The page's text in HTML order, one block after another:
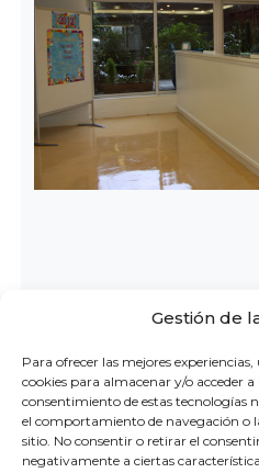
Gestión de
Para ofrecer las mejores
cookies para almacenar y/o acceder
consentimiento de estas tecnologías
el comportamiento de navegación o
sitio. No consentir o retirar el
negativamente a ciertas
Otras